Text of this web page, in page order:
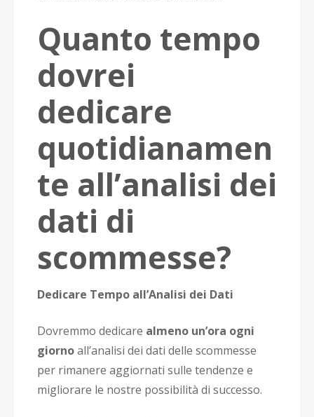
Quanto tempo
dovrei
dedicare
quotidianamen
te all’analisi dei
dati di
scommesse?
Dedicare Tempo all’Analisi dei Dati
Dovremmo dedicare almeno un’ora ogni
giornoall’analisi dei dati delle scommesse
per rimanere aggiornati sulle tendenze e
migliorare le nostre possibilità di successo.